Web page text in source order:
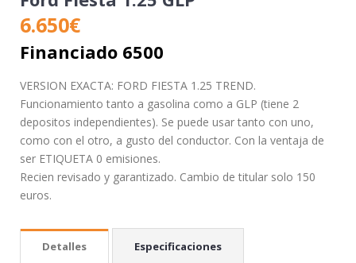
6.650€
Financiado 6500
VERSION EXACTA: FORD FIESTA 1.25 TREND.
Funcionamiento tanto a gasolina como a GLP (tiene 2
depositos independientes). Se puede usar tanto con uno,
como con el otro, a gusto del conductor. Con la ventaja de
ser ETIQUETA 0 emisiones.
Recien revisado y garantizado. Cambio de titular solo 150
euros.
Detalles Especificaciones